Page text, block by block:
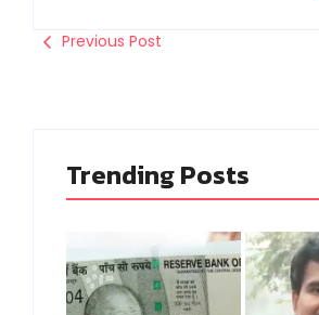
Previous Post
Trending Posts